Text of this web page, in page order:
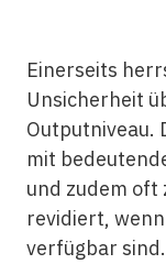
Einerseits
Unsicherheit
Outputniveau.
mit
und zudem oft
revidiert,
verfügbar